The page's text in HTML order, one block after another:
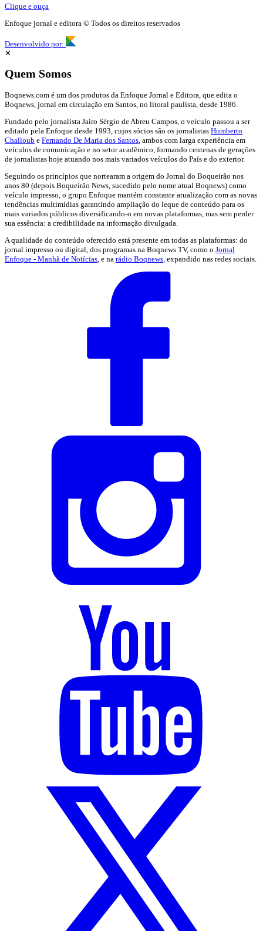
Clique e ouça
Enfoque jornal e editora © Todos os direitos reservados
Desenvolvido por:
✕
Quem Somos
Boqnews.com é um dos produtos da Enfoque Jornal e Editora, que edita o
Boqnews, jornal em circulação em Santos, no litoral paulista, desde 1986.
Fundado pelo jornalista Jairo Sérgio de Abreu Campos, o veículo passou a ser
editado pela Enfoque desde 1993, cujos sócios são os jornalistas Humberto
Challoub e Fernando De Maria dos Santos , ambos com larga experiência em
veículos de comunicação e no setor acadêmico, formando centenas de gerações
de jornalistas hoje atuando nos mais variados veículos do País e do exterior.
Seguindo os princípios que nortearam a origem do Jornal do Boqueirão nos
anos 80 (depois Boqueirão News, sucedido pelo nome atual Boqnews) como
veículo impresso, o grupo Enfoque mantém constante atualização com as novas
tendências multimídias garantindo ampliação do leque de conteúdo para os
mais variados públicos diversificando-o em novas plataformas, mas sem perder
sua essência: a credibilidade na informação divulgada.
A qualidade do conteúdo oferecido está presente em todas as plataformas: do
jornal impresso ou digital, dos programas na Boqnews TV, como o Jornal
Enfoque - Manhã de Notícias , e na rádio Boqnews , expandido nas redes sociais.